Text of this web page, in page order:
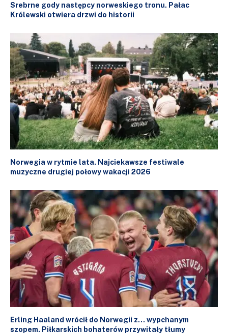
Srebrne gody następcy norweskiego tronu. Pałac
Królewski otwiera drzwi do historii
Norwegia w rytmie lata. Najciekawsze festiwale
muzyczne drugiej połowy wakacji 2026
Erling Haaland wrócił do Norwegii z… wypchanym
szopem. Piłkarskich bohaterów przywitały tłumy